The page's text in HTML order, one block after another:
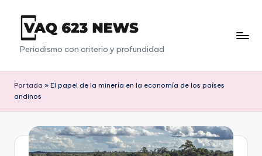
Saltar
contenido
V
a
q
6
3
Periodismo con criterio y profundidad
Portada » El papel de la minería en la economía de los países
andinos